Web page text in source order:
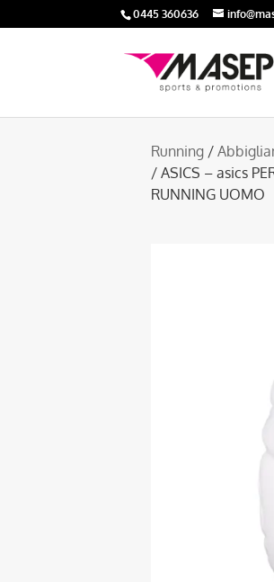
0445 360636
Running /
/ ASICS – asics
RUNNING UOMO